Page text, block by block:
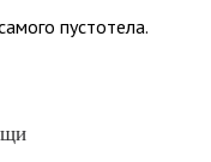
пустотела.